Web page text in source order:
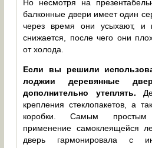
Но несмотря на
балконные двери имеет один
через время они усыхают, и
снижается, после чего они
от холода.
Если вы решили
лоджии деревянные
дополнительно утеплять.
крепления стеклопакетов, а
коробки. Самым простым
применение самоклеящейся
дверь гармонировала с